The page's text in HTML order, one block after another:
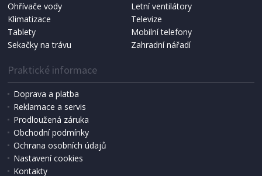
44 Kč
Ohřívače vody
Letní ventilátory
Klimatizace
Televize
Tablety
Mobilní telefony
Sekačky na trávu
Zahradní nářadí
Praktické informace
Doprava a platba
Reklamace a servis
Prodloužená záruka
Obchodní podmínky
Ochrana osobních údajů
Nastavení cookies
Kontakty